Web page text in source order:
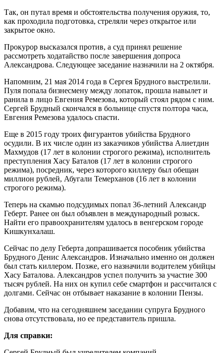
Так, он путал время и обстоятельства получения оружия, то,
как проходила подготовка, стреляли через открытое или
закрытое окно.
Прокурор высказался против, а суд принял решение
рассмотреть ходатайство после завершения допроса
Александрова. Следующее заседание назначили на 2 октября.
Напомним, 21 мая 2014 года в Сергея Брудного выстрелили.
Пуля попала бизнесмену между лопаток, прошла навылет и
ранила в лицо Евгения Ремезова, который стоял рядом с ним.
Сергей Брудный скончался в больнице спустя полтора часа,
Евгения Ремезова удалось спасти.
Еще в 2015 году троих фигурантов убийства Брудного
осудили. В их числе один из заказчиков убийства Алиетдин
Махмудов (17 лет в колонии строгого режима), исполнитель
преступления Хасу Баталов (17 лет в колонии строгого
режима), посредник, через которого киллеру был обещан
миллион рублей, Абугали Темерханов (16 лет в колонии
строгого режима).
Теперь на скамью подсудимых попал 36-летний Александр
Геберт. Ранее он был объявлен в международный розыск.
Найти его правоохранителям удалось в венгерском городе
Кишкунхалаш.
Сейчас по делу Геберта допрашивается пособник убийства
Брудного Денис Александров. Изначально именно он должен
был стать киллером. Позже, его назначили водителем убийцы
Хасу Баталова. Александров успел получить за участие 300
тысяч рублей. На них он купил себе смартфон и рассчитался с
долгами. Сейчас он отбывает наказание в колонии Пензы.
Добавим, что на сегодняшнем заседании супруга Брудного
снова отсутствовала, но ее представитель пришла.
Для справки: